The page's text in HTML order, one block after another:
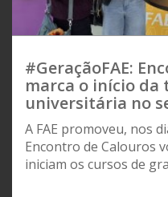
#GeraçãoFAE:
marca o início
universitária no
A FAE promoveu, nos
Encontro de Calouros
iniciam os cursos de